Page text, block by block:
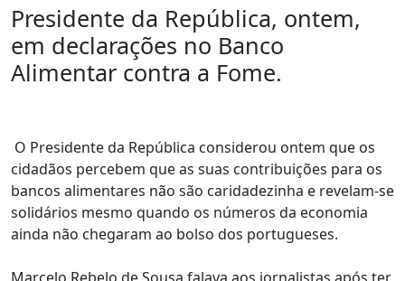
Presidente da República, ontem,
em declarações no Banco
Alimentar contra a Fome.
O Presidente da República considerou ontem que os
cidadãos percebem que as suas contribuições para os
bancos alimentares não são caridadezinha e revelam-se
solidários mesmo quando os números da economia
ainda não chegaram ao bolso dos portugueses.